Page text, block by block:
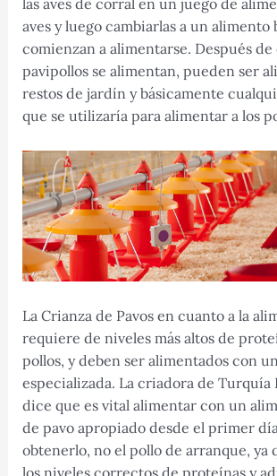
las aves de corral en un juego de
aves y luego cambiarlas a un alimento
comienzan a alimentarse. Después de
pavipollos se alimentan, pueden ser
restos de jardín y básicamente
que se utilizaría para alimentar a los
La Crianza de Pavos en cuanto a la
requiere de niveles más altos de
pollos, y deben ser alimentados con
especializada. La criadora de Turquía
dice que es vital alimentar con un
de pavo apropiado desde el primer
obtenerlo, no el pollo de arranque, ya
los niveles correctos de proteínas y